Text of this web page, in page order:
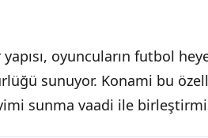
oyuncuların futbol
sunuyor. Konami bu
sunma vaadi ile